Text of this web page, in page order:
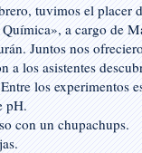
tuvimos el placer
a cargo de
Juntos nos
a los asistentes
los experimentos
pH.
con un chupachups.